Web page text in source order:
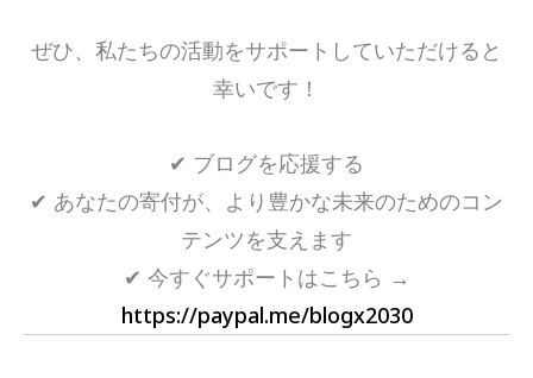
ぜひ、私たちの活動をサポートしていただけると
幸いです！
✔ ブログを応援する
✔ あなたの寄付が、より豊かな未来のためのコン
テンツを支えます
✔ 今すぐサポートはこちら →
https://paypal.me/blogx2030